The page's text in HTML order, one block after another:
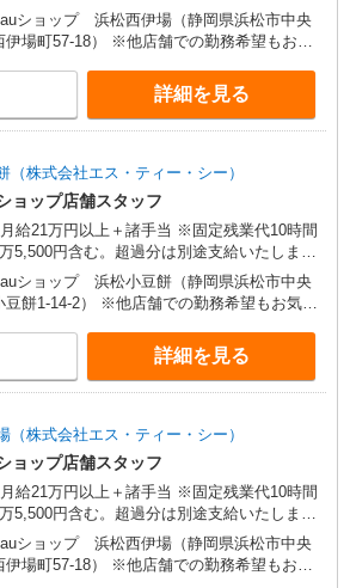
ヶ
諸手当）/25歳 経験3年 年収440万円（月給
円×12ヶ月＋諸手当）/29歳店頭フロア責任
験5年 年収480万円（月給31万円×12ヶ月
手当）/30歳店長職 経験5年
auショップ 浜松西伊場（静岡県浜松市中央
伊場町57-18） ※他店舗での勤務希望もお気
場所
詳細を見る
株式会社エス・ティー・シー）
ョップ店舗スタッフ
月給21万円以上＋諸手当 ※固定残業代10時間
5,500円含む。超過分は別途支給いたしま
ヶ
諸手当）/25歳 経験3年 年収440万円（月給
円×12ヶ月＋諸手当）/29歳店頭フロア責任
験5年 年収480万円（月給31万円×12ヶ月
手当）/30歳店長職 経験5年
auショップ 浜松小豆餅（静岡県浜松市中央
豆餅1-14-2） ※他店舗での勤務希望もお気軽
詳細を見る
株式会社エス・ティー・シー）
ョップ店舗スタッフ
月給21万円以上＋諸手当 ※固定残業代10時間
5,500円含む。超過分は別途支給いたしま
ヶ
諸手当）/25歳 経験3年 年収440万円（月給
円×12ヶ月＋諸手当）/29歳店頭フロア責任
auショップ 浜松西伊場（静岡県浜松市中央
伊場町57-18） ※他店舗での勤務希望もお気